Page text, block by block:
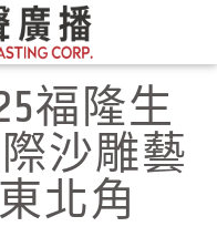
福隆生
沙雕藝
北角